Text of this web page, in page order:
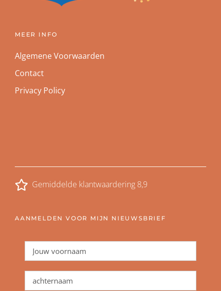
MEER INFO
Algemene Voorwaarden
Contact
Privacy Policy
Gemiddelde klantwaardering 8,9
AANMELDEN VOOR MIJN NIEUWSBRIEF